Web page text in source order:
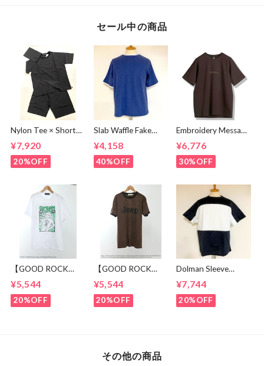
セール中の商品
Nylon Tee × Shorts
¥7,920
20%OFF
Slab Waffle Fake
Cut & Sewn Navy
¥4,158
40%OFF
Embroidery Message
shirts Brown
¥6,776
30%OFF
【GOOD ROCK
SPEED】 GREEN
DAY “Kerplunk!”
Front & Back
Graphic T-Shirt
¥5,544
20%OFF
【GOOD ROCK
SPEED】 Jeep®
Classic Logo Graphic
Ringer T-Shirt
Brown
¥5,544
20%OFF
Dolman Sleeve
Switch Cut &
Sewn Black /
White
¥7,744
20%OFF
その他の商品